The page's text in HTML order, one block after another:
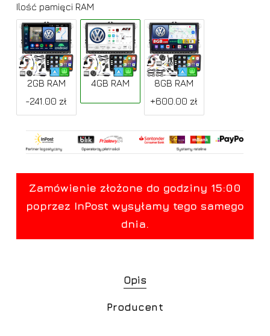
Ilość pamięci RAM
2GB RAM
-241.00 zł
4GB RAM
8GB RAM
+600.00 zł
Opis
Producent